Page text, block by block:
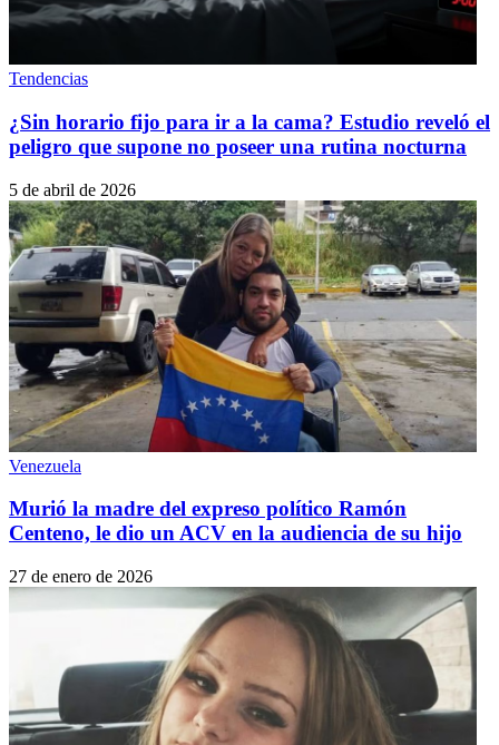
Tendencias
¿Sin horario fijo para ir a la cama? Estudio reveló el
peligro que supone no poseer una rutina nocturna
5 de abril de 2026
Venezuela
Murió la madre del expreso político Ramón
Centeno, le dio un ACV en la audiencia de su hijo
27 de enero de 2026